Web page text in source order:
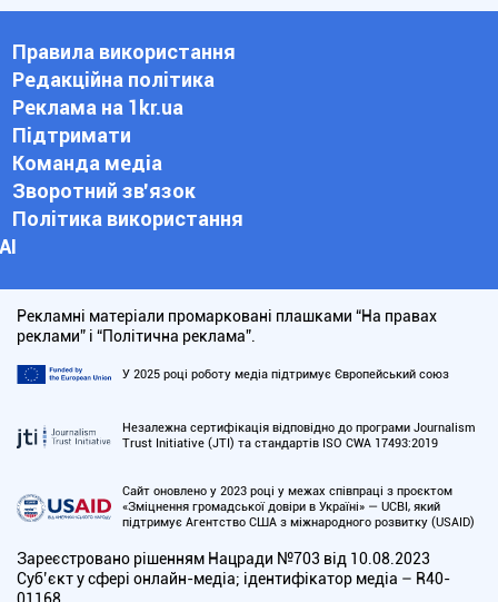
Правила використання
Редакційна політика
Реклама на 1kr.ua
Підтримати
Команда медіа
Зворотний зв'язок
Політика використання
АІ
Рекламні матеріали промарковані плашками “На правах
реклами” і “Політична реклама”.
У 2025 році роботу медіа підтримує Європейський союз
Незалежна сертифікація відповідно до програми Journalism
Trust Initiative (JTI) та стандартів ISO CWA 17493:2019
Сайт оновлено у 2023 році у межах співпраці з проєктом
«Зміцнення громадської довіри в Україні» — UCBI, який
підтримує Агентство США з міжнародного розвитку (USAID)
Зареєстровано рішенням Нацради №703 від 10.08.2023
Cуб’єкт у сфері онлайн-медіа; ідентифікатор медіа – R40-